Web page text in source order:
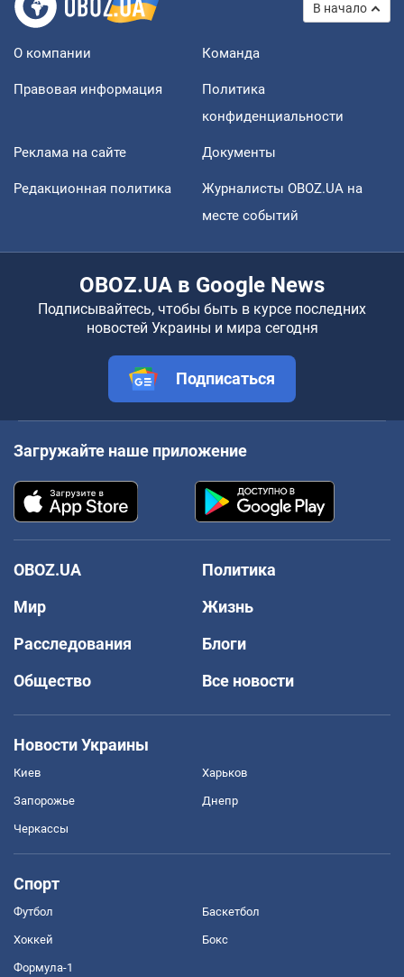
В начало
О компании Команда
Правовая информация
Политика
конфиденциальности
Реклама на сайте Документы
Редакционная политика
Журналисты OBOZ.UA на
месте событий
OBOZ.UA в Google News
Подписывайтесь, чтобы быть в курсе последних
новостей Украины и мира сегодня
Подписаться
Загружайте наше приложение
OBOZ.UA
Политика
Мир
Жизнь
Расследования
Блоги
Общество
Все новости
Новости Украины
Киев Харьков
Запорожье Днепр
Черкассы
Спорт
Футбол Баскетбол
Хоккей Бокс
Формула-1